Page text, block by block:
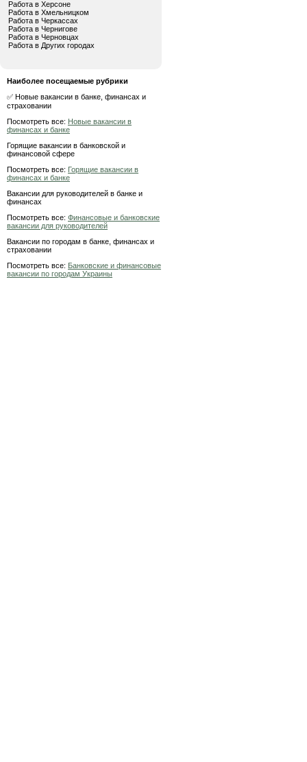
Работа в Херсоне
Работа в Хмельницком
Работа в Черкассах
Работа в Чернигове
Работа в Черновцах
Работа в Других городах
Наиболее посещаемые рубрики
✅ Новые вакансии в банке, финансах и
страховании
Посмотреть все: Новые вакансии в
финансах и банке
Горящие вакансии в банковской и
финансовой сфере
Посмотреть все: Горящие вакансии в
финансах и банке
Вакансии для руководителей в банке и
финансах
Посмотреть все: Финансовые и банковские
вакансии для руководителей
Вакансии по городам в банке, финансах и
страховании
Посмотреть все: Банковские и финансовые
вакансии по городам Украины